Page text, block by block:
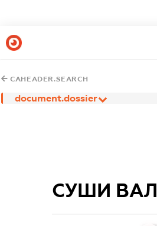
CAHEADER.SEARCH
document.dossier
СУШИ ВАЛ